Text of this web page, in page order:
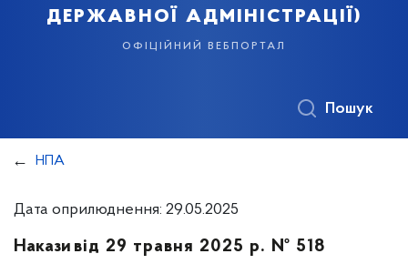
державної адміністрації)
офіційний вебпортал
Пошук
НПА
Дата оприлюднення: 29.05.2025
Накази від 29 травня 2025 р. № 518